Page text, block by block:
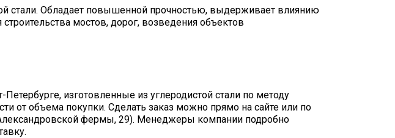
стали. Обладает повышенной прочностью, выдерживает влиянию
мостов, дорог, возведения объектов
изготовленные из углеродистой стали по методу
от объема покупки. Сделать заказ можно прямо на сайте или по
фермы, 29). Менеджеры компании подробно